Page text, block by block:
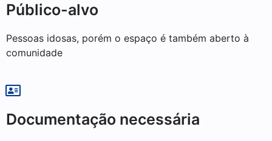
Público-alvo
Pessoas idosas, porém o espaço é também aberto à
comunidade
Documentação necessária